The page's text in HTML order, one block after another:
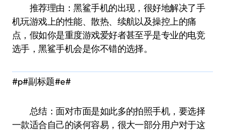
推荐理由：黑鲨手机的出现，很好地解决了手
机玩游戏上的性能、散热、续航以及操控上的痛
点，假如你是重度游戏爱好者甚至乎是专业的电竞
选手，黑鲨手机会是你不错的选择。
#p#副标题#e#
总结：面对市面是如此多的拍照手机，要选择
一款适合自己的谈何容易，很大一部分用户对于这